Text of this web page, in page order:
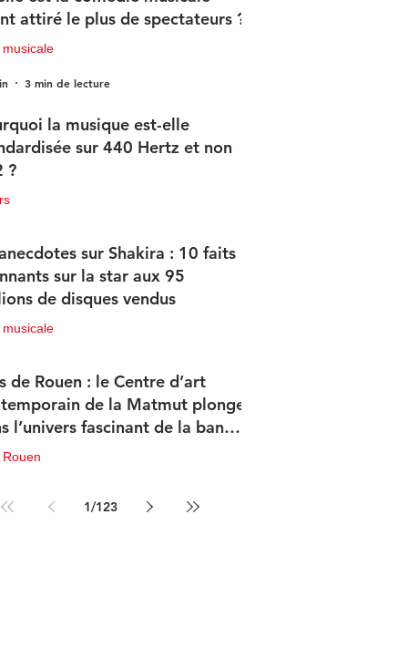
attiré le plus de spectateurs ?
musicale
3 min de lecture
la musique est-elle
sur 440 Hertz et non
?
sur Shakira : 10 faits
sur la star aux 95
de disques vendus
musicale
de Rouen : le Centre d’art
de la Matmut plonge
l’univers fascinant de la bande
de science-fiction
1/123